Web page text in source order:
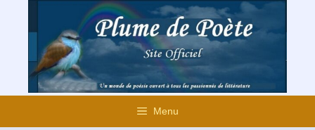
contenu
Menu